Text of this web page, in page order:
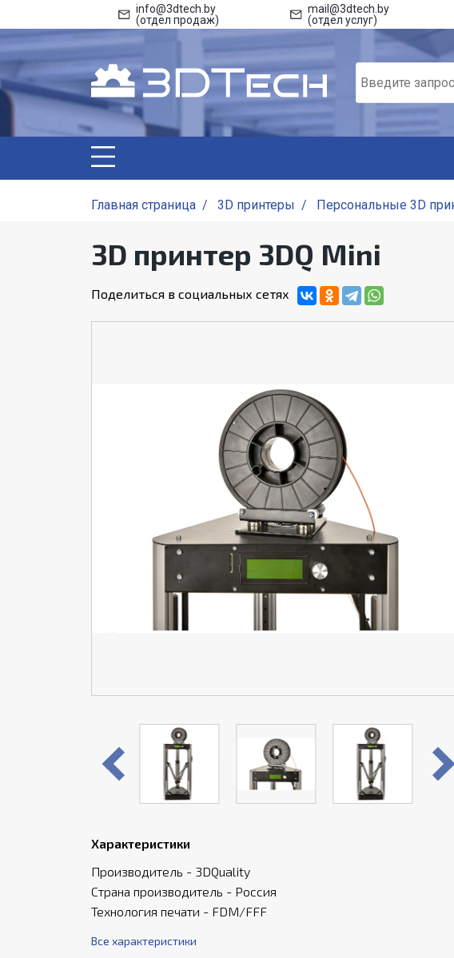
info@3dtech.by
(отдел продаж)
mail@3dtech.by
(отдел услуг)
Главная страница / 3D принтеры / Персональные 3D
3D принтер 3DQ Mini
Поделиться в социальных сетях
Характеристики
Производитель - 3DQuality
Страна производитель - Россия
Технология печати - FDM/FFF
Все характеристики